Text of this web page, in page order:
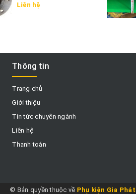
Liên hệ
Thông tin
Trang chủ
Giới thiệu
Tin tức chuyên ngành
Liên hệ
Thanh toán
© Bản quyền thuộc về Phụ kiện Gia Phát